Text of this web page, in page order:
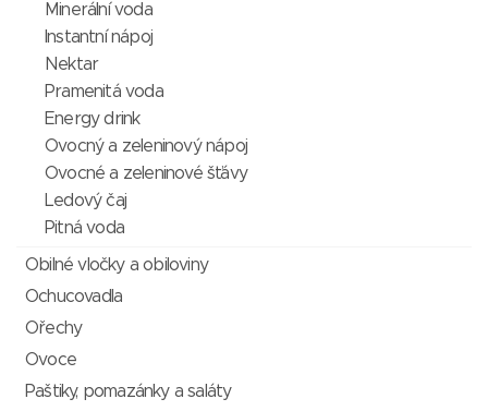
Minerální voda
Instantní nápoj
Nektar
Pramenitá voda
Energy drink
Ovocný a zeleninový nápoj
Ovocné a zeleninové šťávy
Ledový čaj
Pitná voda
Obilné vločky a obiloviny
Ochucovadla
Ořechy
Ovoce
Paštiky, pomazánky a saláty